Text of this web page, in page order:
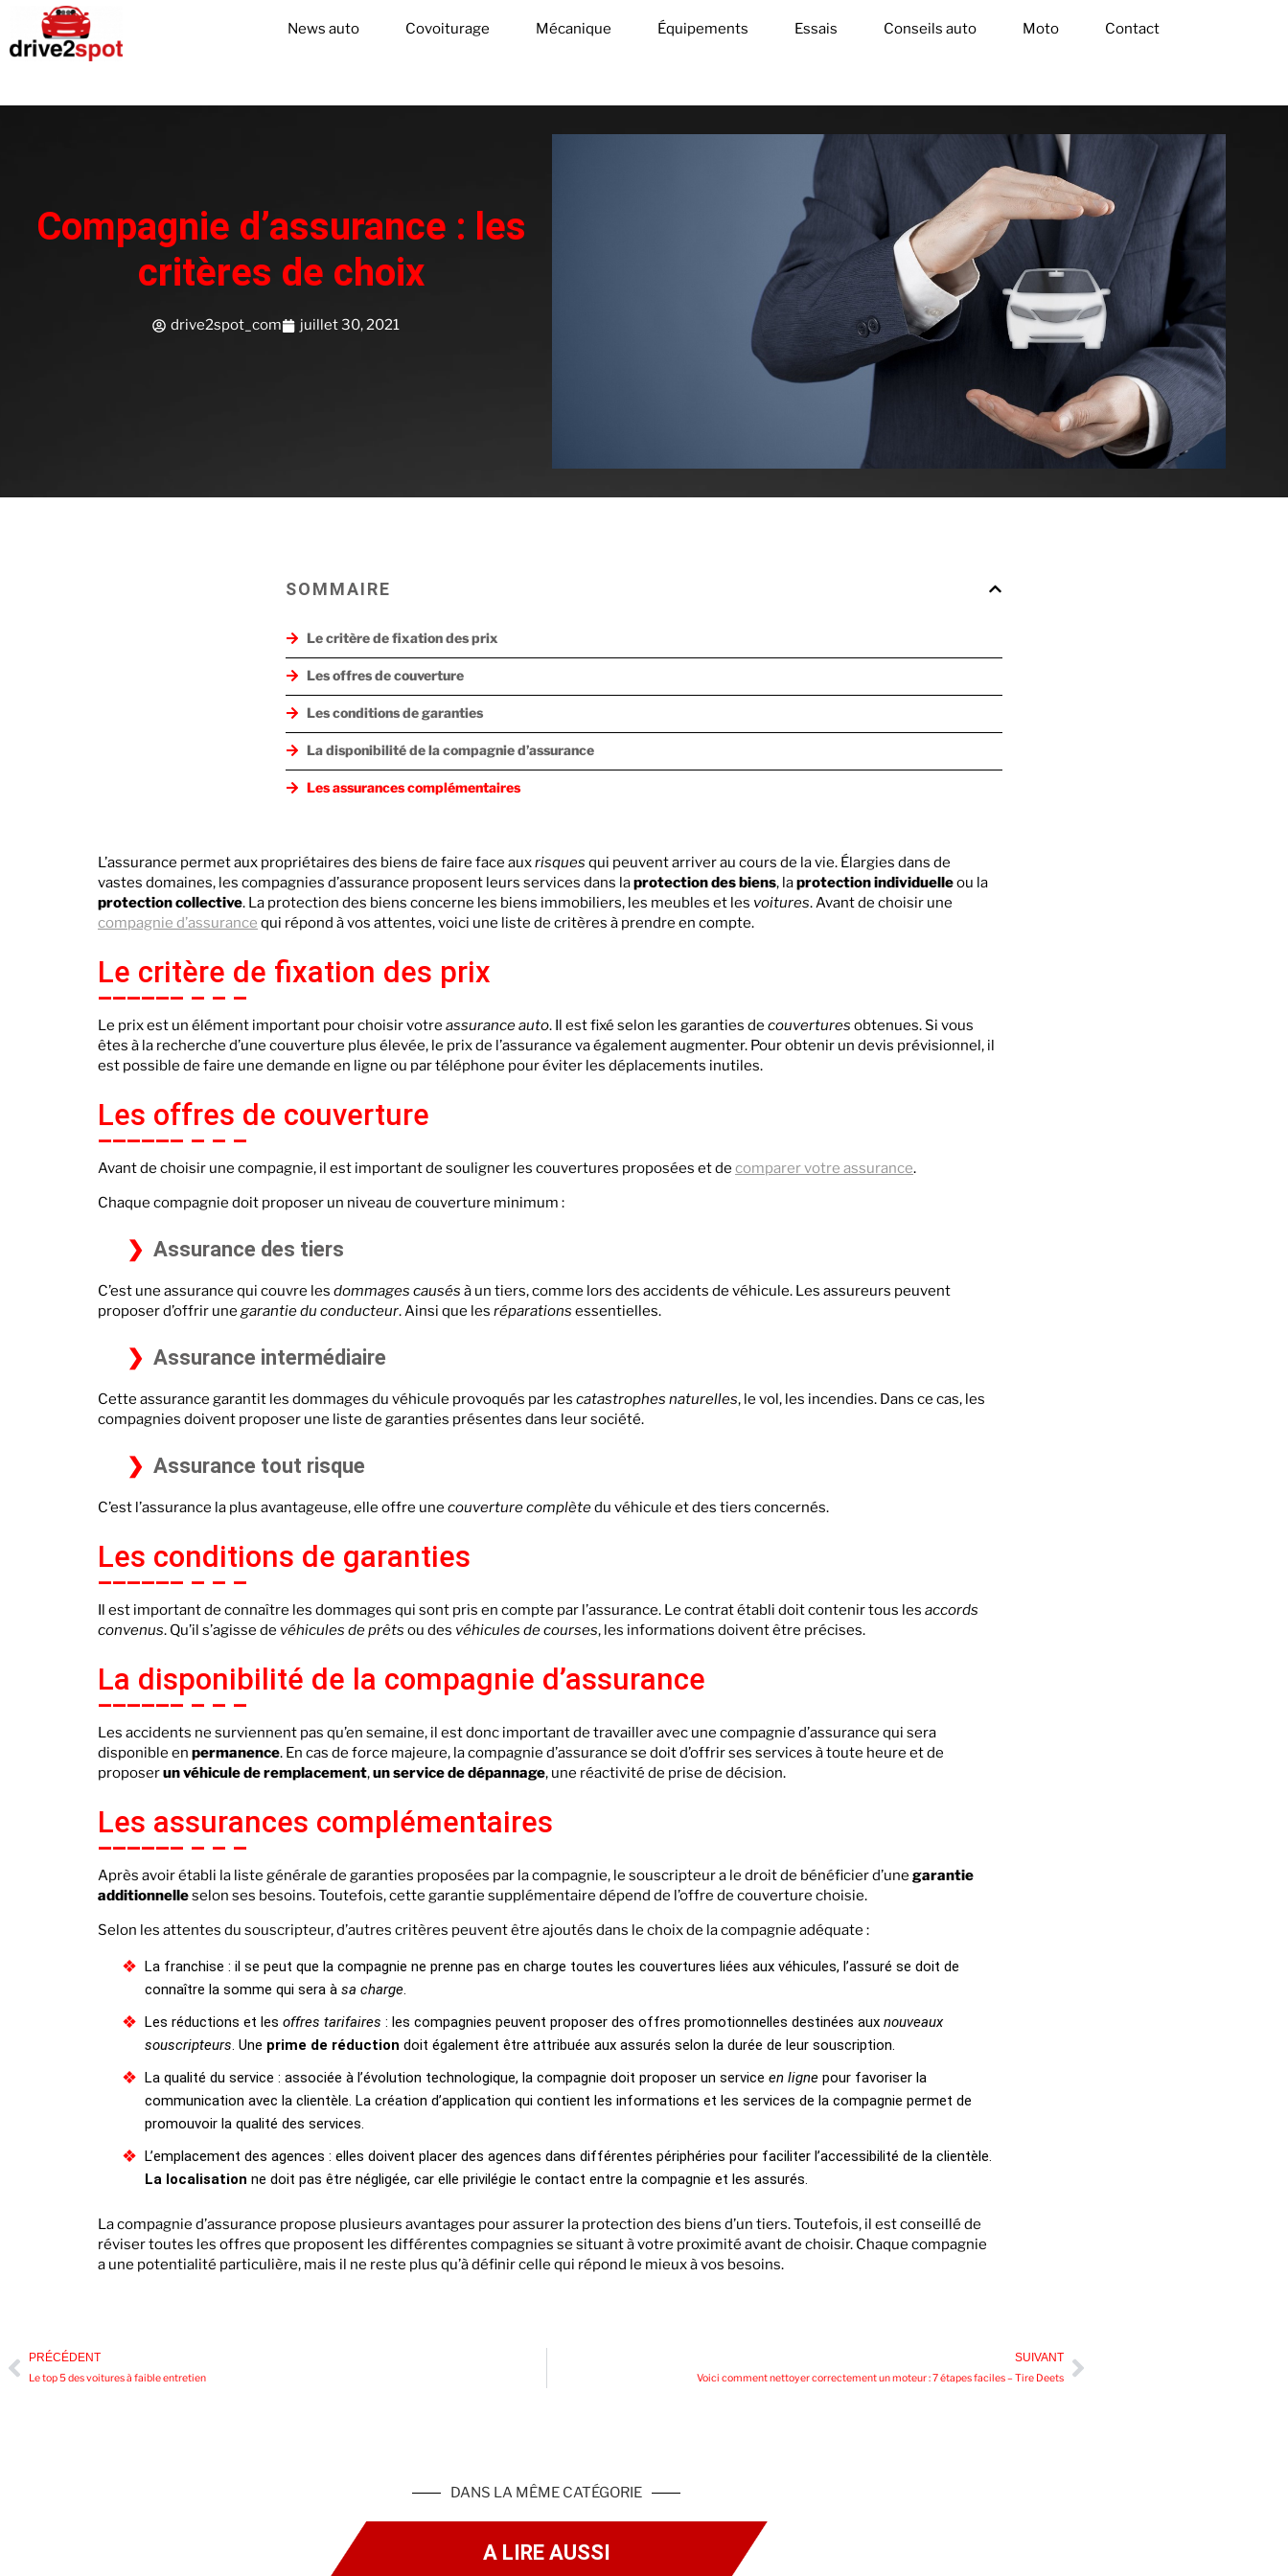
News auto Covoiturage Mécanique Équipements Essais Conseils auto Moto Contact
Compagnie d’assurance : les
critères de choix
drive2spot_com juillet 30, 2021
SOMMAIRE
Le critère de fixation des prix
Les offres de couverture
Les conditions de garanties
La disponibilité de la compagnie d’assurance
Les assurances complémentaires
L’assurance permet aux propriétaires des biens de faire face auxrisques qui peuvent arriver au cours de la vie. Élargies dans de
vastes domaines, les compagnies d’assurance proposent leurs services dans laprotection des biens, laprotection individuelleou la
protection collective. La protection des biens concerne les biens immobiliers, les meubles et les voitures. Avant de choisir une
compagnie d’assurance qui répond à vos attentes, voici une liste de critères à prendre en compte.
Le critère de fixation des prix
Le prix est un élément important pour choisir votre assurance auto. Il est fixé selon les garanties de couvertures obtenues. Si vous
êtes à la recherche d’une couverture plus élevée, le prix de l’assurance va également augmenter. Pour obtenir un devis prévisionnel, il
est possible de faire une demande en ligne ou par téléphone pour éviter les déplacements inutiles.
Les offres de couverture
Avant de choisir une compagnie, il est important de souligner les couvertures proposées et de comparer votre assurance.
Chaque compagnie doit proposer un niveau de couverture minimum :
Assurance des tiers
C’est une assurance qui couvre les dommages causés à un tiers, comme lors des accidents de véhicule. Les assureurs peuvent
proposer d’offrir une garantie du conducteur. Ainsi que les réparations essentielles.
Assurance intermédiaire
Cette assurance garantit les dommages du véhicule provoqués par les catastrophes naturelles, le vol, les incendies. Dans ce cas, les
compagnies doivent proposer une liste de garanties présentes dans leur société.
Assurance tout risque
C’est l’assurance la plus avantageuse, elle offre une couverture complètedu véhicule et des tiers concernés.
Les conditions de garanties
Il est important de connaître les dommages qui sont pris en compte par l’assurance. Le contrat établi doit contenir tous les accords
convenus. Qu’il s’agisse de véhicules de prêts ou des véhicules de courses, les informations doivent être précises.
La disponibilité de la compagnie d’assurance
Les accidents ne surviennent pas qu’en semaine, il est donc important de travailler avec une compagnie d’assurance qui sera
disponible en permanence. En cas de force majeure, la compagnie d’assurance se doit d’offrir ses services à toute heure et de
proposerun véhicule de remplacement,un service de dépannage, une réactivité de prise de décision.
Les assurances complémentaires
Après avoir établi la liste générale de garanties proposées par la compagnie, le souscripteur a le droit de bénéficier d’une garantie
additionnelleselon ses besoins. Toutefois, cette garantie supplémentaire dépend de l’offre de couverture choisie.
Selon les attentes du souscripteur, d’autres critères peuvent être ajoutés dans le choix de la compagnie adéquate :
La franchise : il se peut que la compagnie ne prenne pas en charge toutes les couvertures liées aux véhicules, l’assuré se doit de
connaître la somme qui sera à sa charge.
Les réductions et les offres tarifaires : les compagnies peuvent proposer des offres promotionnelles destinées aux nouveaux
souscripteurs. Une prime de réduction doit également être attribuée aux assurés selon la durée de leur souscription.
La qualité du service : associée à l’évolution technologique, la compagnie doit proposer un service en ligne pour favoriser la
communication avec la clientèle. La création d’application qui contient les informations et les services de la compagnie permet de
promouvoir la qualité des services.
L’emplacement des agences : elles doivent placer des agences dans différentes périphéries pour faciliter l’accessibilité de la clientèle.
La localisation ne doit pas être négligée, car elle privilégie le contact entre la compagnie et les assurés.
La compagnie d’assurance propose plusieurs avantages pour assurer la protection des biens d’un tiers. Toutefois, il est conseillé de
réviser toutes les offres que proposent les différentes compagnies se situant à votre proximité avant de choisir. Chaque compagnie
a une potentialité particulière, mais il ne reste plus qu’à définir celle qui répond le mieux à vos besoins.
PRÉCÉDENT
Le top 5 des voitures à faible entretien
SUIVANT
Voici comment nettoyer correctement un moteur : 7 étapes faciles – Tire Deets
DANS LA MÊME CATÉGORIE
A LIRE AUSSI